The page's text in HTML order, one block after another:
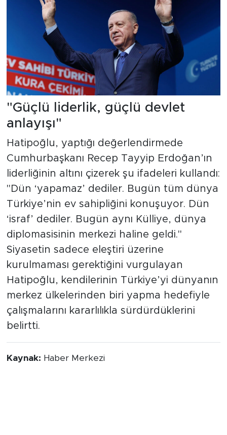
"Güçlü liderlik, güçlü devlet
anlayışı"
Hatipoğlu, yaptığı değerlendirmede
Cumhurbaşkanı Recep Tayyip Erdoğan’ın
liderliğinin altını çizerek şu ifadeleri kullandı:
"Dün ‘yapamaz’ dediler. Bugün tüm dünya
Türkiye’nin ev sahipliğini konuşuyor. Dün
‘israf’ dediler. Bugün aynı Külliye, dünya
diplomasisinin merkezi haline geldi."
Siyasetin sadece eleştiri üzerine
kurulmaması gerektiğini vurgulayan
Hatipoğlu, kendilerinin Türkiye’yi dünyanın
merkez ülkelerinden biri yapma hedefiyle
çalışmalarını kararlılıkla sürdürdüklerini
belirtti.
Kaynak: Haber Merkezi